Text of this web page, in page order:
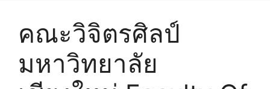
คณะวิจิตรศิลป์
มหาวิทยาลัย